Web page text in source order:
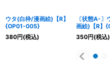
ウタ(白枠/漫画絵)【R】
{OP01-005}
380円(税込)
〔状態A-〕
画絵)【R】
350円(税込)